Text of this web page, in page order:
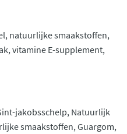
natuurlijke smaakstoffen,
vitamine E-supplement,
jakobsschelp, Natuurlijk
smaakstoffen, Guargom,